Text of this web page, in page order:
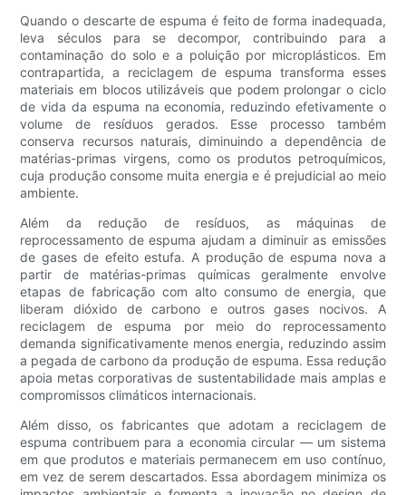
Quando o descarte de espuma é feito de forma inadequada,
leva séculos para se decompor, contribuindo para a
contaminação do solo e a poluição por microplásticos. Em
contrapartida, a reciclagem de espuma transforma esses
materiais em blocos utilizáveis ​​que podem prolongar o ciclo
de vida da espuma na economia, reduzindo efetivamente o
volume de resíduos gerados. Esse processo também
conserva recursos naturais, diminuindo a dependência de
matérias-primas virgens, como os produtos petroquímicos,
cuja produção consome muita energia e é prejudicial ao meio
ambiente.
Além da redução de resíduos, as máquinas de
reprocessamento de espuma ajudam a diminuir as emissões
de gases de efeito estufa. A produção de espuma nova a
partir de matérias-primas químicas geralmente envolve
etapas de fabricação com alto consumo de energia, que
liberam dióxido de carbono e outros gases nocivos. A
reciclagem de espuma por meio do reprocessamento
demanda significativamente menos energia, reduzindo assim
a pegada de carbono da produção de espuma. Essa redução
apoia metas corporativas de sustentabilidade mais amplas e
compromissos climáticos internacionais.
Além disso, os fabricantes que adotam a reciclagem de
espuma contribuem para a economia circular — um sistema
em que produtos e materiais permanecem em uso contínuo,
em vez de serem descartados. Essa abordagem minimiza os